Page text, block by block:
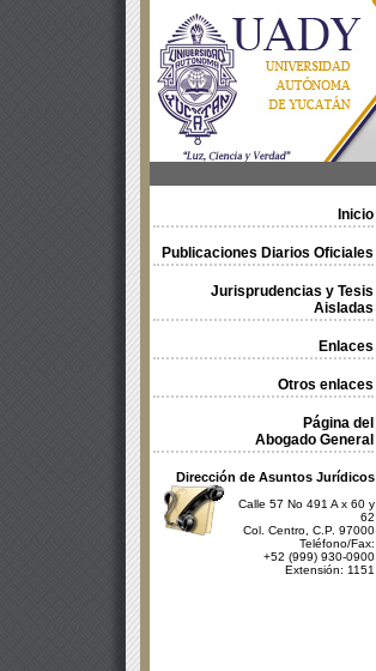
Inicio
Publicaciones Diarios Oficiales
Jurisprudencias y Tesis
Aisladas
Enlaces
Otros enlaces
Página del
Abogado General
Dirección de Asuntos Jurídicos
Calle 57 No 491 A x 60 y
62
Col. Centro, C.P. 97000
Teléfono/Fax:
+52 (999) 930-0900
Extensión: 1151